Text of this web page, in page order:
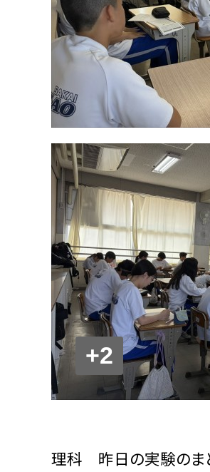
+2
理科 昨日の実験のま